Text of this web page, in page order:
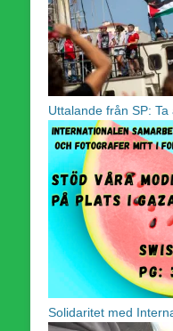
Uttalande från SP:
Solidaritet med